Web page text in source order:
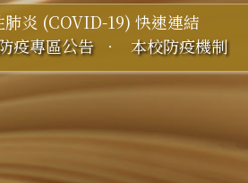
肺炎 (COVID-19) 快速連結
疫專區公告． 本校防疫機制